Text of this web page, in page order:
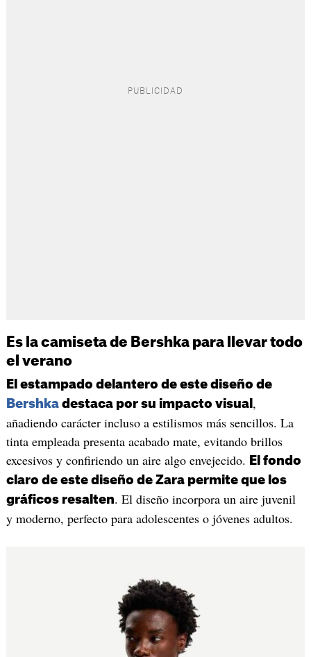
Es la camiseta de Bershka para llevar todo
el verano
El estampado delantero de este diseño de
Bershkadestaca por su impacto visual ,
añadiendo carácter incluso a estilismos más sencillos. La
tinta empleada presenta acabado mate, evitando brillos
excesivos y confiriendo un aire algo envejecido.
El fondo
claro de este diseño de Zara permite que los
gráficos resalten. El diseño incorpora un aire juvenil
y moderno, perfecto para adolescentes o jóvenes adultos.